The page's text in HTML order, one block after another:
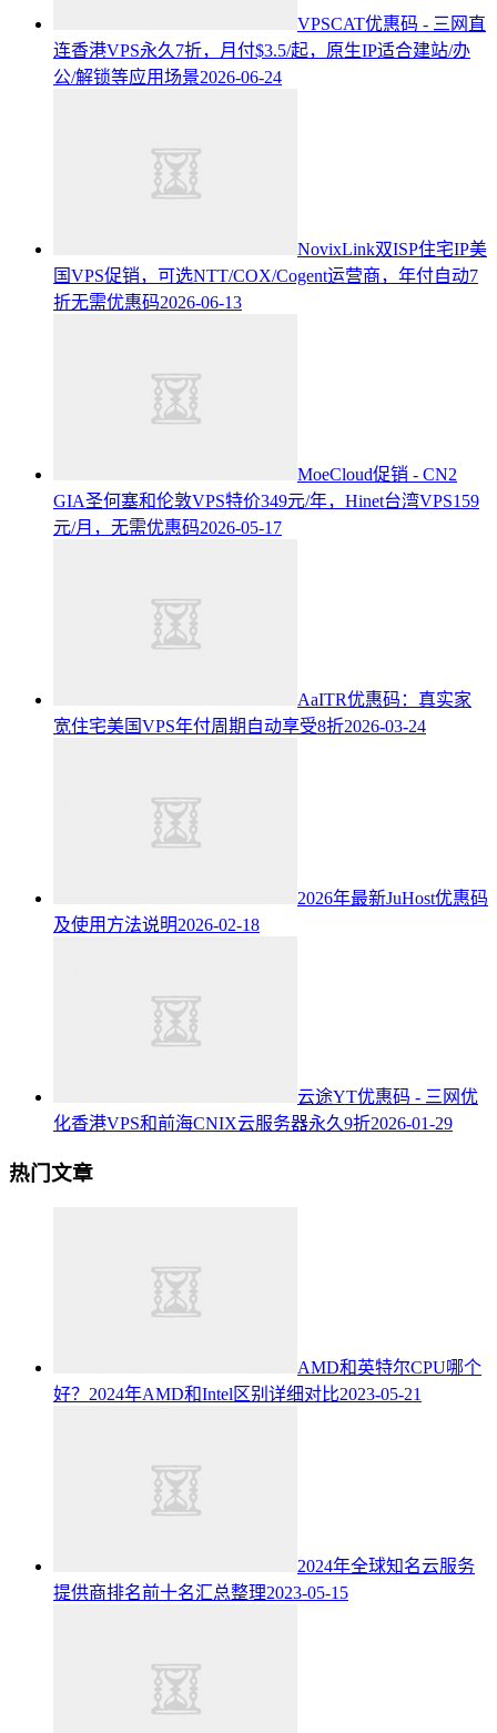
VPSCAT优惠码 - 三网直
连香港VPS永久7折，月付$3.5/起，原生IP适合建站/办
公/解锁等应用场景2026-06-24
NovixLink双ISP住宅IP美
国VPS促销，可选NTT/COX/Cogent运营商，年付自动7
折无需优惠码2026-06-13
MoeCloud促销 - CN2
GIA圣何塞和伦敦VPS特价349元/年，Hinet台湾VPS159
元/月，无需优惠码2026-05-17
AaITR优惠码：真实家
宽住宅美国VPS年付周期自动享受8折2026-03-24
2026年最新JuHost优惠码
及使用方法说明2026-02-18
云途YT优惠码 - 三网优
化香港VPS和前海CNIX云服务器永久9折2026-01-29
热门文章
AMD和英特尔CPU哪个
好？2024年AMD和Intel区别详细对比2023-05-21
2024年全球知名云服务
提供商排名前十名汇总整理2023-05-15